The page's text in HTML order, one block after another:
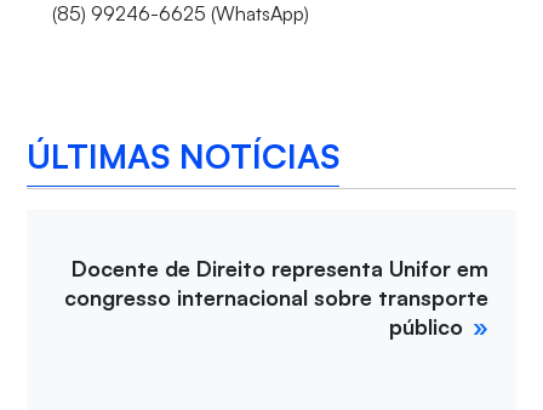
(85) 99246-6625 (WhatsApp)
ÚLTIMAS NOTÍCIAS
Docente de Direito representa Unifor em
congresso internacional sobre transporte
público